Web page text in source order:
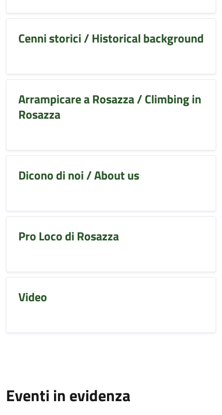
Cenni storici / Historical background
Arrampicare a Rosazza / Climbing in
Rosazza
Dicono di noi / About us
Pro Loco di Rosazza
Video
Eventi in evidenza